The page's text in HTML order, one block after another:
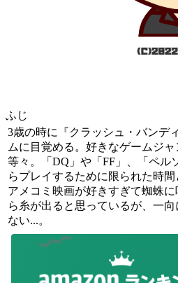
ふじ
3歳の時に『クラッシュ・バンデ
ムに目覚める。好きなゲームジャ
等々。「DQ」や「FF」、「ペル
らプレイするために限られた時間
アメコミ映画が好きすぎて蜘蛛
ら糸が出ると思っているが、一
ない...。